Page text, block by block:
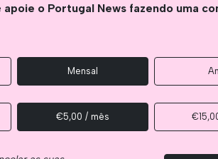
apoie o Portugal News fazendo uma
Mensal
€5,00 / mês